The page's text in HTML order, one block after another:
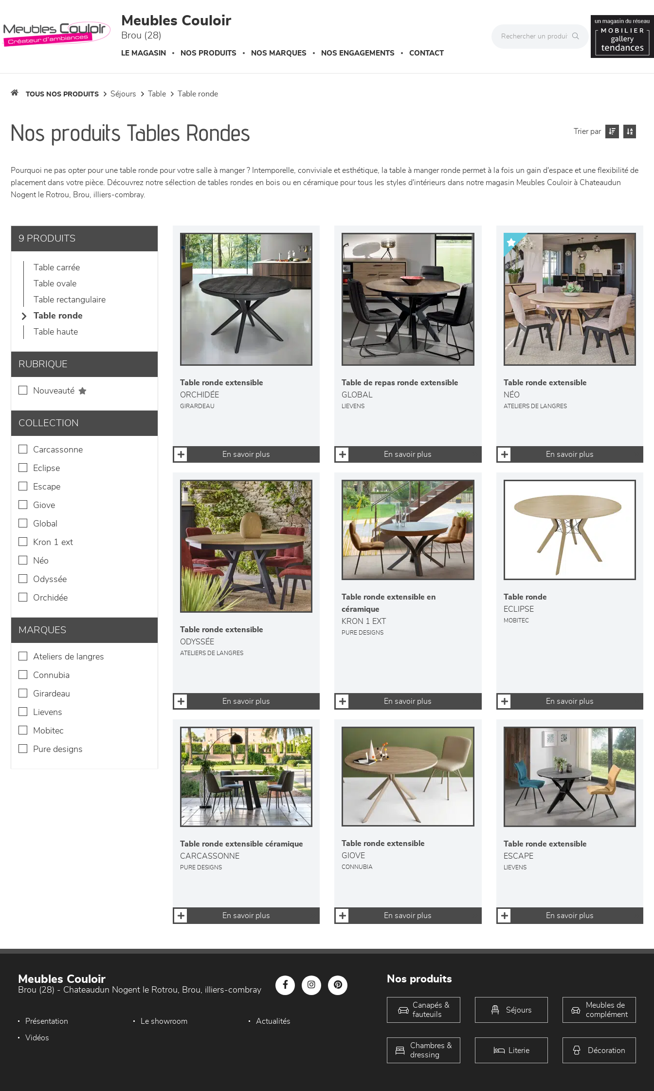
Meubles Couloir
Brou (28)
LE MAGASIN NOS PRODUITS NOS MARQUES NOS ENGAGEMENTS CONTACT
TOUS NOS PRODUITS séjours table table ronde
Nos produits Tables Rondes Trier par
Pourquoi ne pas opter pour une table ronde pour votre salle à manger ? Intemporelle, conviviale et esthétique, la table à manger ronde permet à la fois un gain d'espace et une flexibilité de
placement dans votre pièce. Découvrez notre sélection de tables rondes en bois ou en céramique pour tous les styles d'intérieurs dans notre magasin Meubles Couloir à Chateaudun
Nogent le Rotrou, Brou, illiers-combray.
9 PRODUITS
table carrée
table ovale
table rectangulaire
table ronde
table haute
RUBRIQUE
nouveauté
COLLECTION
carcassonne
eclipse
escape
giove
global
kron 1 ext
néo
odyssée
orchidée
MARQUES
ateliers de langres
connubia
girardeau
lievens
mobitec
pure designs
Table ronde extensible
ORCHIDÉE
GIRARDEAU
En savoir plus
Table de repas ronde extensible
GLOBAL
LIEVENS
En savoir plus
Table ronde extensible
NÉO
ATELIERS DE LANGRES
En savoir plus
Table ronde extensible
ODYSSÉE
ATELIERS DE LANGRES
En savoir plus
Table ronde extensible en
céramique
KRON 1 EXT
PURE DESIGNS
En savoir plus
Table ronde
ECLIPSE
MOBITEC
En savoir plus
Table ronde extensible céramique
CARCASSONNE
PURE DESIGNS
En savoir plus
Table ronde extensible
GIOVE
CONNUBIA
En savoir plus
Table ronde extensible
ESCAPE
LIEVENS
En savoir plus
Meubles Couloir
Brou (28) - Chateaudun Nogent le Rotrou, Brou, illiers-combray
Présentation Le showroom Actualités
Vidéos
Nos produits
Canapés &
fauteuils
Séjours
Meubles de
complément
Chambres &
dressing
Literie Décoration